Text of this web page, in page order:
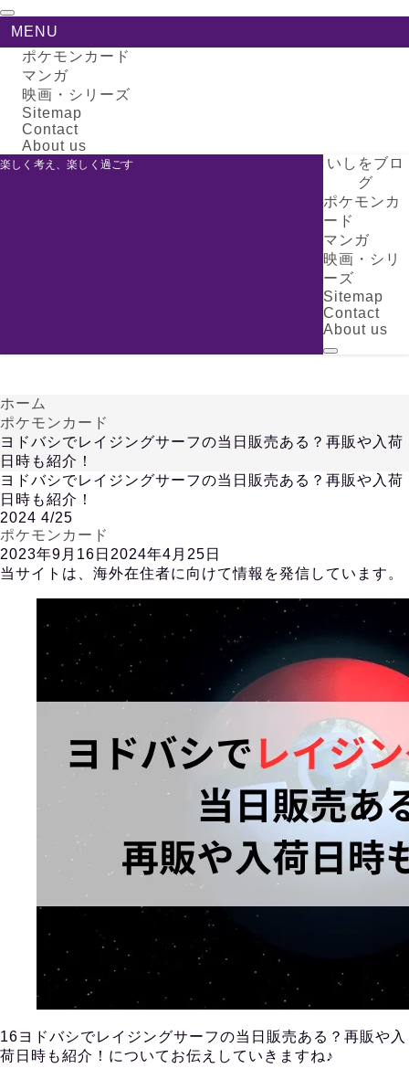
MENU
ポケモンカード
マンガ
映画・シリーズ
Sitemap
Contact
About us
楽しく考え、楽しく過ごす
いしをブロ
グ
ポケモンカ
ード
マンガ
映画・シリ
ーズ
Sitemap
Contact
About us
ホーム
ポケモンカード
ヨドバシでレイジングサーフの当日販売ある？再販や入荷
日時も紹介！
ヨドバシでレイジングサーフの当日販売ある？再販や入荷
日時も紹介！
2024 4/25
ポケモンカード
2023年9月16日 2024年4月25日
当サイトは、海外在住者に向けて情報を発信しています。
16ヨドバシでレイジングサーフの当日販売ある？再販や入
荷日時も紹介！についてお伝えしていきますね♪